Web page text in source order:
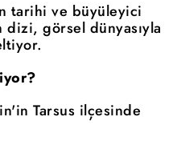
tarihi ve büyüleyici
görsel dünyasıyla
Tarsus ilçesinde